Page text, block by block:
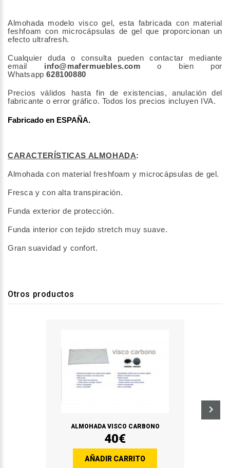
Almohada modelo visco gel, esta fabricada con material
feshfoam con microcápsulas de gel que proporcionan un
efecto ultrafresh.
Cualquier duda o consulta pueden contactar mediante
email info@mafermuebles.como bien por
Whatsapp 628100880
Precios válidos hasta fin de existencias, anulación del
fabricante o error gráfico. Todos los precios incluyen IVA.
Fabricado en ESPAÑA.
CARACTERÍSTICAS ALMOHADA:
Almohada con material freshfoam y microcápsulas de gel.
Fresca y con alta transpiración.
Funda exterior de protección.
Funda interior con tejido stretch muy suave.
Gran suavidad y confort.
Otros productos
ALMOHADA VISCO CARBONO
40€
AÑADIR CARRITO